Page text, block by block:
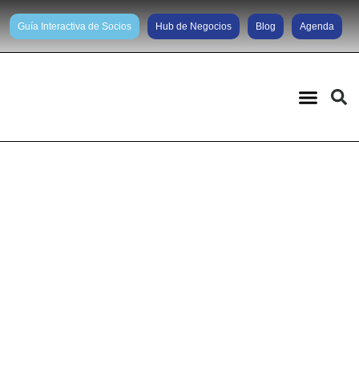
Guía Interactiva de Socios Hub de Negocios Blog Agenda